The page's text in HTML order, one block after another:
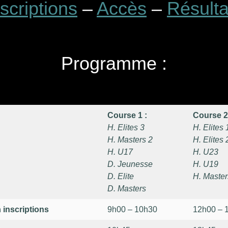
–Accès –
Programme :
Course 1 :
H. Elites 3
H. Masters 2
H. U17
D. Jeunesse
D. Elite
D. Masters
Course
H. Elites
H. Elites
H. U23
H. U19
H.
inscriptions 9h00 – 10h30 12h00 –